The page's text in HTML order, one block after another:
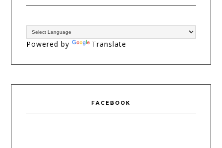
Powered by Translate
FACEBOOK